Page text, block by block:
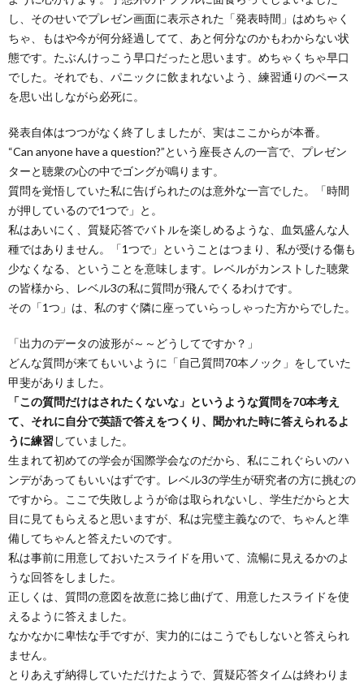
し、そのせいでプレゼン画面に表示された「発表時間」はめちゃく
ちゃ、もはや今が何分経過してて、あと何分なのかもわからない状
態です。たぶんけっこう早口だったと思います。めちゃくちゃ早口
でした。それでも、パニックに飲まれないよう、練習通りのペース
を思い出しながら必死に。
発表自体はつつがなく終了しましたが、実はここからが本番。
“Can anyone have a question?”という座長さんの一言で、プレゼン
ターと聴衆の心の中でゴングが鳴ります。
質問を覚悟していた私に告げられたのは意外な一言でした。「時間
が押しているので1つで」と。
私はあいにく、質疑応答でバトルを楽しめるような、血気盛んな人
種ではありません。「1つで」ということはつまり、私が受ける傷も
少なくなる、ということを意味します。レベルがカンストした聴衆
の皆様から、レベル3の私に質問が飛んでくるわけです。
その「1つ」は、私のすぐ隣に座っていらっしゃった方からでした。
「出力のデータの波形が～～どうしてですか？」
どんな質問が来てもいいように「自己質問70本ノック」をしていた
甲斐がありました。
「この質問だけはされたくないな」というような質問を70本考え
て、それに自分で英語で答えをつくり、聞かれた時に答えられるよ
うに練習していました。
生まれて初めての学会が国際学会なのだから、私にこれぐらいのハ
ンデがあってもいいはずです。レベル3の学生が研究者の方に挑むの
ですから。ここで失敗しようが命は取られないし、学生だからと大
目に見てもらえると思いますが、私は完璧主義なので、ちゃんと準
備してちゃんと答えたいのです。
私は事前に用意しておいたスライドを用いて、流暢に見えるかのよ
うな回答をしました。
正しくは、質問の意図を故意に捻じ曲げて、用意したスライドを使
えるように答えました。
なかなかに卑怯な手ですが、実力的にはこうでもしないと答えられ
ません。
とりあえず納得していただけたようで、質疑応答タイムは終わりま